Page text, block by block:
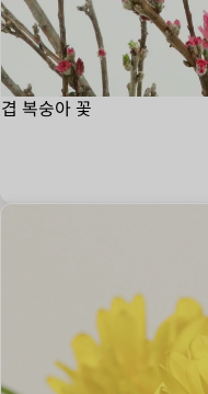
겹 복숭아 꽃